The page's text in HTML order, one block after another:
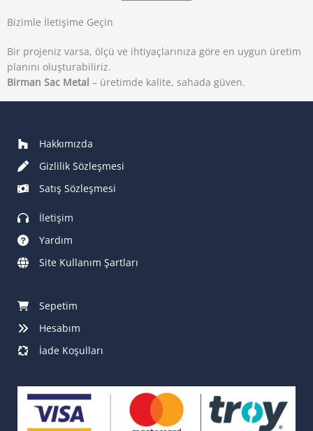
Bizimle İletişime Geçin
Bir projeniz varsa, ölçü ve ihtiyaçlarınıza göre en uygun üretim
planını oluşturabiliriz.
Birman Sac Metal – üretimde kalite, sahada güven.
Hakkımızda
Gizlilik Sözleşmesi
Satış Sözleşmesi
İletişim
Yardım
Site Kullanım Şartları
Sepetim
Hesabım
İade Koşulları